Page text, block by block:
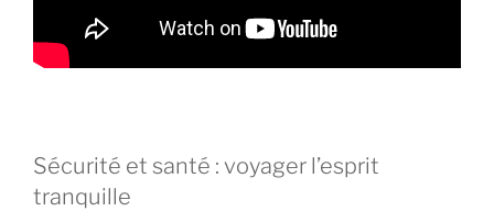
Sécurité et santé : voyager l’esprit
tranquille